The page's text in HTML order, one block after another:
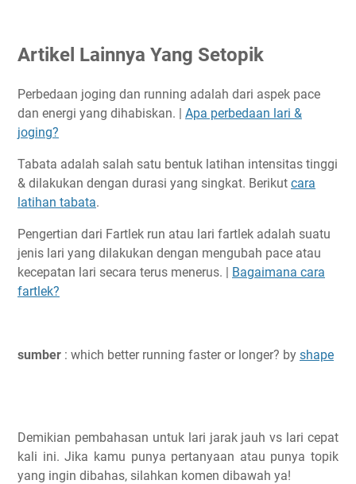
Artikel Lainnya Yang Setopik
Perbedaan joging dan running adalah dari aspek pace
dan energi yang dihabiskan. | Apa perbedaan lari &
joging?
Tabata adalah salah satu bentuk latihan intensitas tinggi
& dilakukan dengan durasi yang singkat. Berikut cara
latihan tabata.
Pengertian dari Fartlek run atau lari fartlek adalah suatu
jenis lari yang dilakukan dengan mengubah pace atau
kecepatan lari secara terus menerus. | Bagaimana cara
fartlek?
sumber : which better running faster or longer? by shape
Demikian pembahasan untuk lari jarak jauh vs lari cepat
kali ini. Jika kamu punya pertanyaan atau punya topik
yang ingin dibahas, silahkan komen dibawah ya!